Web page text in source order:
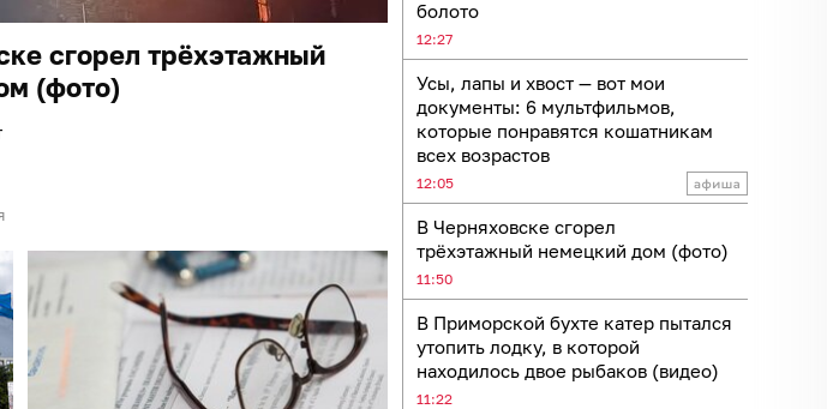
болото
12:27
Усы, лапы и хвост — вот мои
документы: 6 мультфильмов,
которые понравятся кошатникам
всех возрастов
12:05
В Черняховске сгорел
трёхэтажный немецкий дом (фото)
11:50
В Приморской бухте катер пытался
утопить лодку, в которой
находилось двое рыбаков (видео)
11:22
сгорел трёхэтажный
(фото)